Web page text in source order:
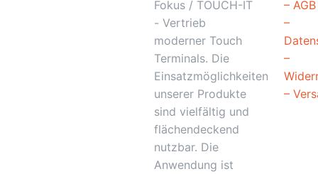
Fokus / TOUCH-IT
- Vertrieb
moderner Touch
Terminals. Die
Einsatzmöglichkeiten
unserer Produkte
sind vielfältig und
flächendeckend
nutzbar. Die
Anwendung ist
– AGB
–
–
–